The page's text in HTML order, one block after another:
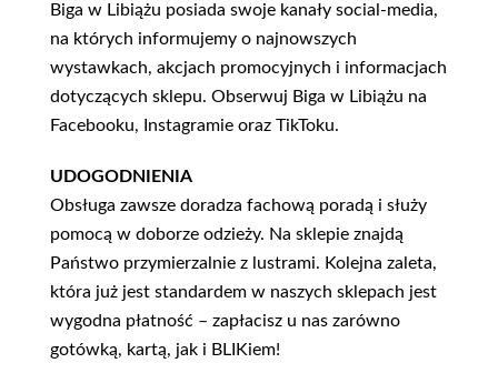
Biga w Libiążu posiada swoje kanały social-media,
na których informujemy o najnowszych
wystawkach, akcjach promocyjnych i informacjach
dotyczących sklepu. Obserwuj Biga w Libiążu na
Facebooku, Instagramie oraz TikToku.
UDOGODNIENIA
Obsługa zawsze doradza fachową poradą i służy
pomocą w doborze odzieży. Na sklepie znajdą
Państwo przymierzalnie z lustrami. Kolejna zaleta,
która już jest standardem w naszych sklepach jest
wygodna płatność – zapłacisz u nas zarówno
gotówką, kartą, jak i BLIKiem!